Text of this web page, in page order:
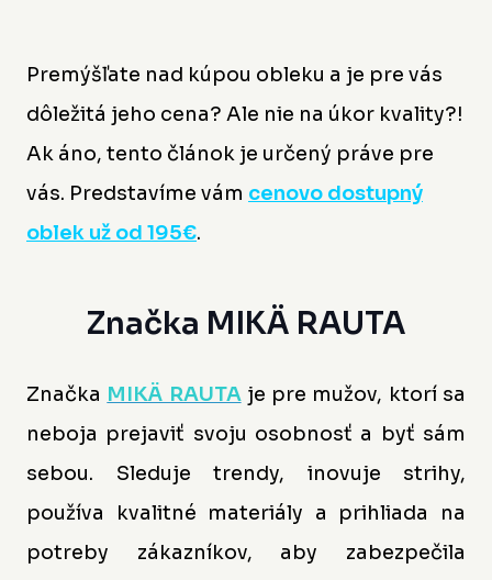
Premýšľate nad kúpou obleku a je pre vás
dôležitá jeho cena? Ale nie na úkor kvality?!
Ak áno, tento článok je určený práve pre
vás. Predstavíme vám cenovo dostupný
oblek už od 195€.
Značka MIKÄ RAUTA
Značka MIKÄ RAUTAje pre mužov, ktorí sa
neboja prejaviť svoju osobnosť a byť sám
sebou. Sleduje trendy, inovuje strihy,
používa kvalitné materiály a prihliada na
potreby zákazníkov, aby zabezpečila